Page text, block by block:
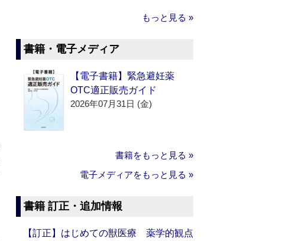
もっと見る »
書籍・電子メディア
【電子書籍】緊急避妊薬
OTC適正販売ガイド
2026年07月31日 (金)
書籍をもっと見る »
電子メディアをもっと見る »
書籍 訂正・追加情報
【訂正】はじめての獣医療 薬学的観点